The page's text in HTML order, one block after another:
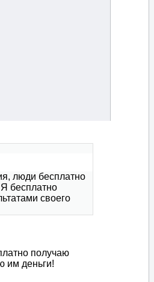
люди бесплатно
бесплатно
своего
получаю
им деньги!